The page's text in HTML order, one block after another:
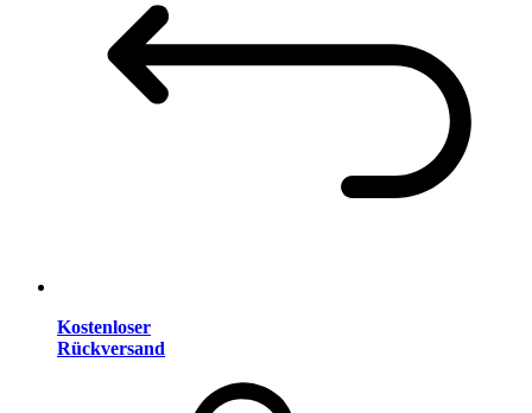
Kostenloser
Rückversand